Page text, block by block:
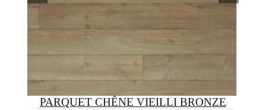
PARQUET CHÊNE VIEILLI BRONZE